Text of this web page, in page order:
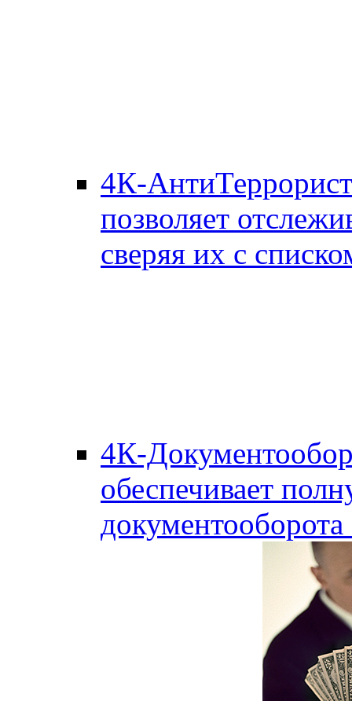
4К-АнтиТеррорист
позволяет
сверяя их с
4К-
обеспечивает